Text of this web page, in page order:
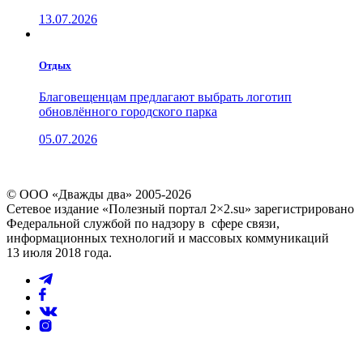
13.07.2026
Отдых
Благовещенцам предлагают выбрать логотип
обновлённого городского парка
05.07.2026
© ООО «Дважды два» 2005-2026
Сетевое издание «Полезный портал 2×2.su» зарегистрировано
Федеральной службой по надзору в сфере связи,
информационных технологий и массовых коммуникаций
13 июля 2018 года.